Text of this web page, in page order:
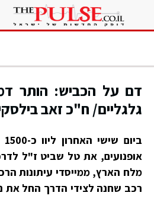
דם על הכביש: הותר
גלגליים/ ח"כ זאב
אופנועים, את טל שביט ז"ל
מלח הארץ, ממייסדי עיתונות
רכב שחנה לצידי הדרך החל את